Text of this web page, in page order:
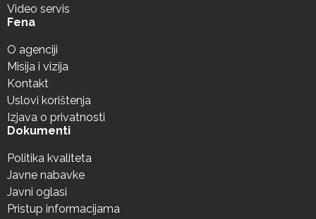
Video servis
Fena
O agenciji
Misija i vizija
Kontakt
Uslovi korištenja
Izjava o privatnosti
Dokumenti
Politika kvaliteta
Javne nabavke
Javni oglasi
Pristup informacijama